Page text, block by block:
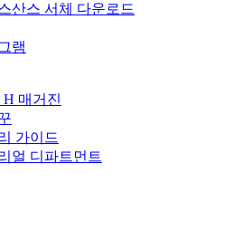
산스 서체 다운로드
램
매거진
가이드
얼 디파트먼트